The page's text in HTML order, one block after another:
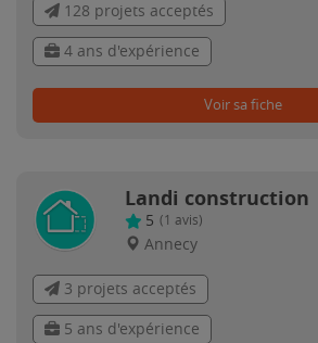
128 projets acceptés
4 ans d'expérience
Voir sa fiche
Landi construction
5 (1 avis)
Annecy
3 projets acceptés
5 ans d'expérience